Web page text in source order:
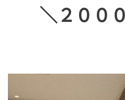
＼２００